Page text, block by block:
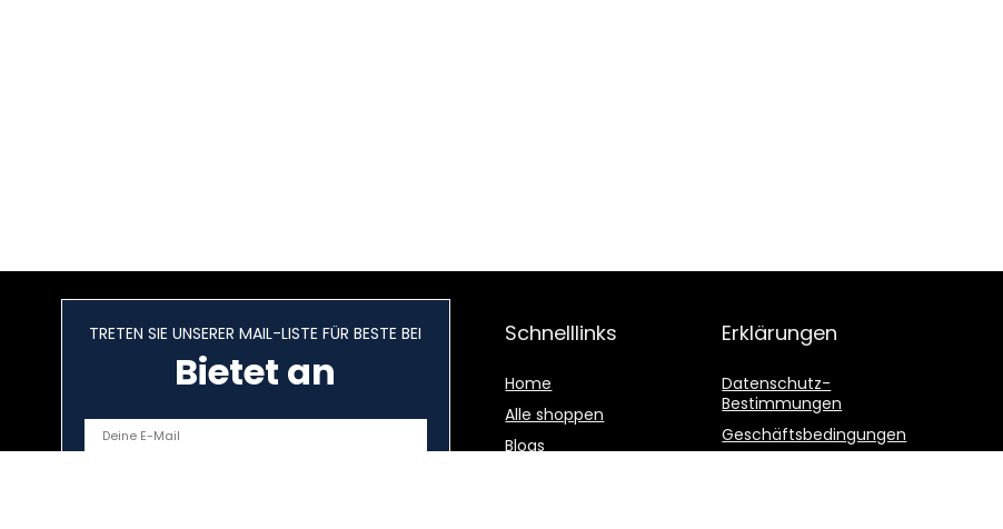
TRETEN SIE UNSERER MAIL-LISTE FÜR BESTE BEI
Bietet an
Schnelllinks
Home
Alle shoppen
Blogs
Erklärungen
Datenschutz-
Bestimmungen
Geschäftsbedingungen